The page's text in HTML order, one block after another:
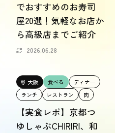
でおすすめのお寿司
屋20選！気軽なお店か
ら高級店までご紹介
2026.06.28
大阪 食べる
ディナー
ランチ
レストラン 肉
【実食レポ】京都つ
ゆしゃぶCHIRIRI、和